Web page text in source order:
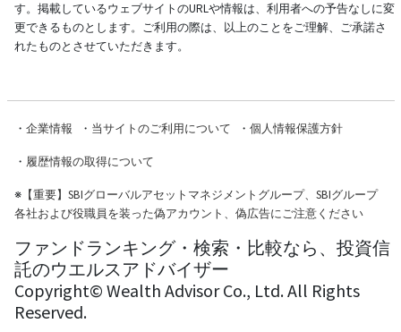
す。掲載しているウェブサイトのURLや情報は、利用者への予告なしに変
更できるものとします。ご利用の際は、以上のことをご理解、ご承諾さ
れたものとさせていただきます。
・ 企業情報 ・ 当サイトのご利用について ・ 個人情報保護方針
・ 履歴情報の取得について
※【重要】SBIグローバルアセットマネジメントグループ、SBIグループ
各社および役職員を装った偽アカウント、偽広告にご注意ください
ファンドランキング・検索・比較なら、投資信
託のウエルスアドバイザー
Copyright© Wealth Advisor Co., Ltd. All Rights
Reserved.